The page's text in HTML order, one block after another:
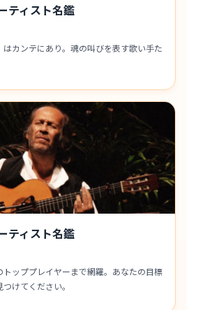
ティスト名鑑
カンテにあり。魂の叫びを表す歌い手た
ティスト名鑑
ッププレイヤーまで網羅。あなたの目標
けてください。